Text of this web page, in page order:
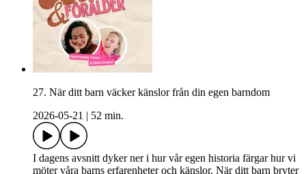
27. När ditt barn väcker känslor från din egen barndom
2026-05-21
52 min.
I dagens avsnitt dyker ner i hur vår egen historia färgar hur vi
möter våra barns erfarenheter och känslor. När ditt barn bryter